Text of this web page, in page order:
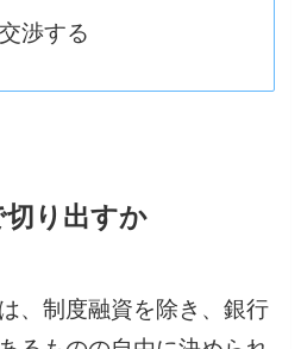
渉する
り出すか
、制度融資を除き、銀行